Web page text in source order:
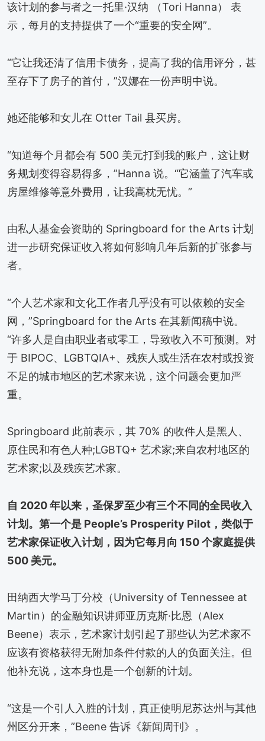
该计划的参与者之一托里·汉纳 （Tori Hanna） 表
示，每月的支持提供了一个“重要的安全网”。
“它让我还清了信用卡债务，提高了我的信用评分，甚
至存下了房子的首付，”汉娜在一份声明中说。
她还能够和女儿在 Otter Tail 县买房。
“知道每个月都会有 500 美元打到我的账户，这让财
务规划变得容易得多，”Hanna 说。“它涵盖了汽车或
房屋维修等意外费用，让我高枕无忧。”
由私人基金会资助的 Springboard for the Arts 计划
进一步研究保证收入将如何影响几年后新的扩张参与
者。
“个人艺术家和文化工作者几乎没有可以依赖的安全
网，”Springboard for the Arts 在其新闻稿中说。
“许多人是自由职业者或零工，导致收入不可预测。对
于 BIPOC、LGBTQIA+、残疾人或生活在农村或投资
不足的城市地区的艺术家来说，这个问题会更加严
重。
Springboard 此前表示，其 70% 的收件人是黑人、
原住民和有色人种;LGBTQ+ 艺术家;来自农村地区的
艺术家;以及残疾艺术家。
自 2020 年以来，圣保罗至少有三个不同的全民收入
计划。第一个是 People’s Prosperity Pilot，类似于
艺术家保证收入计划，因为它每月向 150 个家庭提供
500 美元。
田纳西大学马丁分校（University of Tennessee at
Martin）的金融知识讲师亚历克斯·比恩（Alex
Beene）表示，艺术家计划引起了那些认为艺术家不
应该有资格获得无附加条件付款的人的负面关注。但
他补充说，这本身也是一个创新的计划。
“这是一个引人入胜的计划，真正使明尼苏达州与其他
州区分开来，”Beene 告诉《新闻周刊》。